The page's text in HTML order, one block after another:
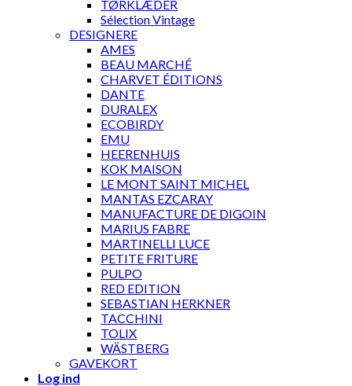
TØRKLÆDER
Sélection Vintage
DESIGNERE
AMES
BEAU MARCHÉ
CHARVET ÉDITIONS
DANTE
DURALEX
ECOBIRDY
EMU
HEERENHUIS
KOK MAISON
LE MONT SAINT MICHEL
MANTAS EZCARAY
MANUFACTURE DE DIGOIN
MARIUS FABRE
MARTINELLI LUCE
PETITE FRITURE
PULPO
RED EDITION
SEBASTIAN HERKNER
TACCHINI
TOLIX
WÄSTBERG
GAVEKORT
Log ind